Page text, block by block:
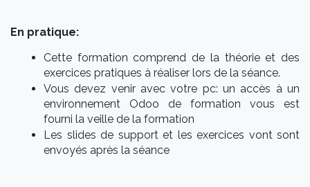
En pratique:
Cette formation comprend de la théorie et des
exercices pratiques à réaliser lors de la séance.
Vous devez venir avec votre pc: un accès à un
environnement Odoo de formation vous est
fourni la veille de la formation
Les slides de support et les exercices vont sont
envoyés après la séance